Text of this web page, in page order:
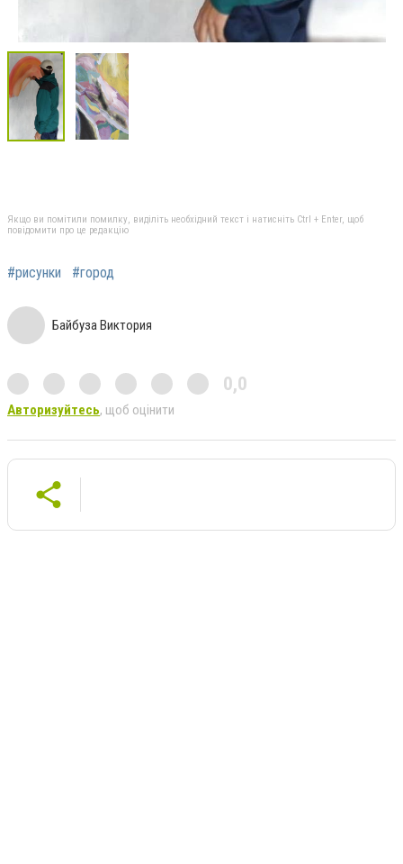
Якщо ви помітили помилку, виділіть необхідний текст і натисніть Ctrl + Enter, щоб
повідомити про це редакцію
#рисунки #город
Байбуза Виктория
0,0
Авторизуйтесь, щоб оцінити